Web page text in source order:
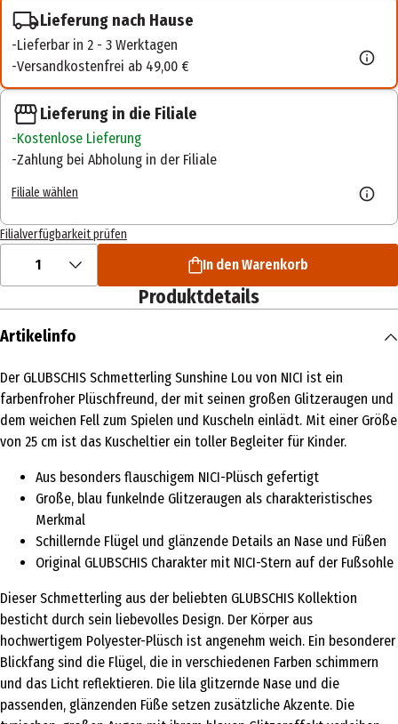
Lieferung nach Hause
Lieferbar in 2 - 3 Werktagen
Versandkostenfrei ab 49,00 €
Lieferung in die Filiale
Kostenlose Lieferung
Zahlung bei Abholung in der Filiale
Filiale wählen
Filialverfügbarkeit prüfen
1 In den Warenkorb
Produktdetails
Artikelinfo
Der GLUBSCHIS Schmetterling Sunshine Lou von NICI ist ein
farbenfroher Plüschfreund, der mit seinen großen Glitzeraugen und
dem weichen Fell zum Spielen und Kuscheln einlädt. Mit einer Größe
von 25 cm ist das Kuscheltier ein toller Begleiter für Kinder.
Aus besonders flauschigem NICI-Plüsch gefertigt
Große, blau funkelnde Glitzeraugen als charakteristisches
Merkmal
Schillernde Flügel und glänzende Details an Nase und Füßen
Original GLUBSCHIS Charakter mit NICI-Stern auf der Fußsohle
Dieser Schmetterling aus der beliebten GLUBSCHIS Kollektion
besticht durch sein liebevolles Design. Der Körper aus
hochwertigem Polyester-Plüsch ist angenehm weich. Ein besonderer
Blickfang sind die Flügel, die in verschiedenen Farben schimmern
und das Licht reflektieren. Die lila glitzernde Nase und die
passenden, glänzenden Füße setzen zusätzliche Akzente. Die